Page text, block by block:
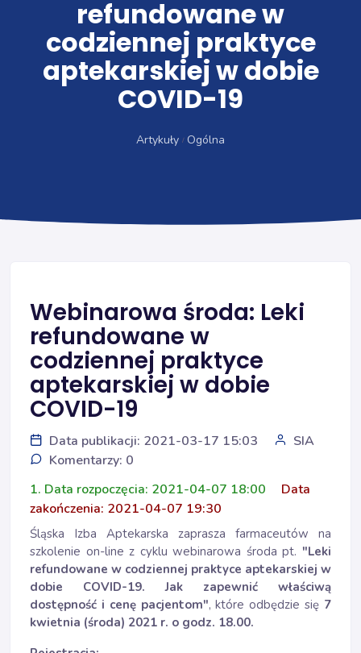
refundowane w
codziennej praktyce
aptekarskiej w dobie
COVID-19
Artykuły Ogólna
Webinarowa środa: Leki
refundowane w
codziennej praktyce
aptekarskiej w dobie
COVID-19
Data publikacji: 2021-03-17 15:03
SIA
Komentarzy: 0
1. Data rozpoczęcia: 2021-04-07 18:00
Data
zakończenia: 2021-04-07 19:30
Śląska Izba Aptekarska zaprasza farmaceutów na
szkolenie on-line z cyklu webinarowa środa pt. "Leki
refundowane w codziennej praktyce aptekarskiej w
dobie COVID-19. Jak zapewnić właściwą
dostępność i cenę pacjentom", które odbędzie się 7
kwietnia (środa) 2021 r. o godz. 18.00.